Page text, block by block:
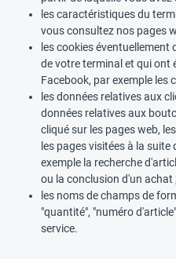
les caractéristiques du
vous consultez nos pages
les cookies
de votre terminal et qui ont
Facebook, par exemple les
les données relatives aux
données relatives aux
cliqué sur les pages web,
les pages visitées à la
exemple la recherche
ou la conclusion d'un achat
les noms de champs de
"quantité", "numéro
service.